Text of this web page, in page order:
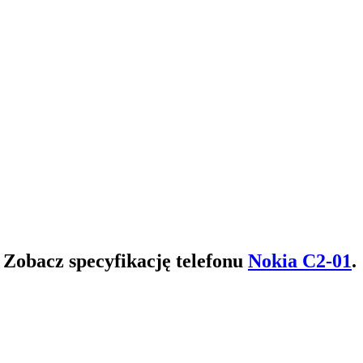
Zobacz specyfikację telefonu Nokia C2-01.